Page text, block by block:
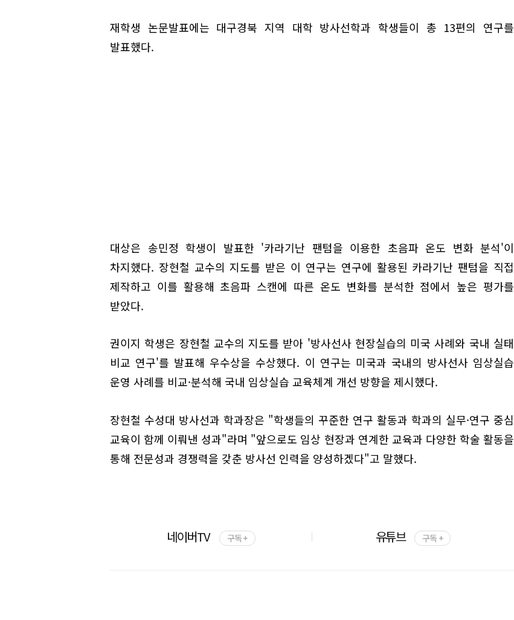
재학생 논문발표에는 대구경북 지역 대학 방사선학과 학생들이 총 13편의 연구를
발표했다.
대상은 송민정 학생이 발표한 '카라기난 팬텀을 이용한 초음파 온도 변화 분석'이
차지했다. 장현철 교수의 지도를 받은 이 연구는 연구에 활용된 카라기난 팬텀을 직접
제작하고 이를 활용해 초음파 스캔에 따른 온도 변화를 분석한 점에서 높은 평가를
받았다.
권이지 학생은 장현철 교수의 지도를 받아 '방사선사 현장실습의 미국 사례와 국내 실태
비교 연구'를 발표해 우수상을 수상했다. 이 연구는 미국과 국내의 방사선사 임상실습
운영 사례를 비교·분석해 국내 임상실습 교육체계 개선 방향을 제시했다.
장현철 수성대 방사선과 학과장은 "학생들의 꾸준한 연구 활동과 학과의 실무·연구 중심
교육이 함께 이뤄낸 성과"라며 "앞으로도 임상 현장과 연계한 교육과 다양한 학술 활동을
통해 전문성과 경쟁력을 갖춘 방사선 인력을 양성하겠다"고 말했다.
네이버TV 구독 + 유튜브 구독 +